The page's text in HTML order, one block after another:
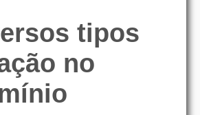
tipos
no